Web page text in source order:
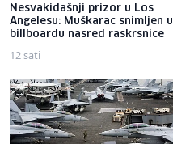
Nesvakidašnji prizor u Los
Angelesu: Muškarac snimljen u
billboardu nasred raskrsnice
12 sati